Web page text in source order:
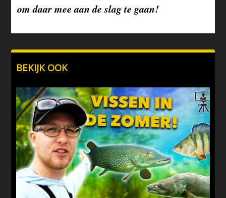
om daar mee aan de slag te gaan!
BEKIJK OOK